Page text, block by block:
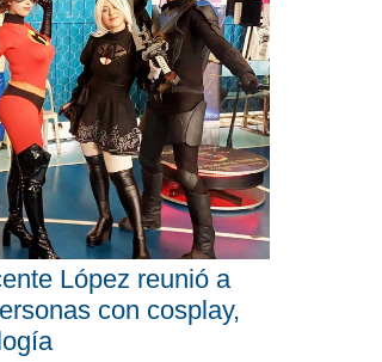
López reunió a
con cosplay,